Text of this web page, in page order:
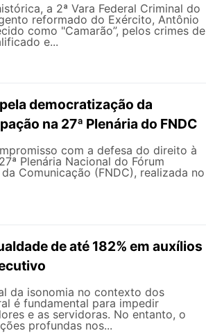
a 2ª Vara Federal Criminal do
reformado do Exército, Antônio
como "Camarão”, pelos crimes de
e...
democratização da
na 27ª Plenária do FNDC
com a defesa do direito à
Plenária Nacional do Fórum
Comunicação (FNDC), realizada no
de até 182% em auxílios
da isonomia no contexto dos
é fundamental para impedir
e as servidoras. No entanto, o
profundas nos...